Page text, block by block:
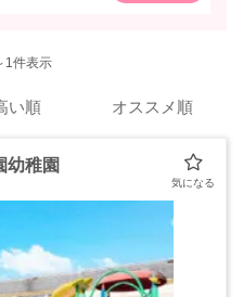
1件表示
い順 オススメ順
幼稚園